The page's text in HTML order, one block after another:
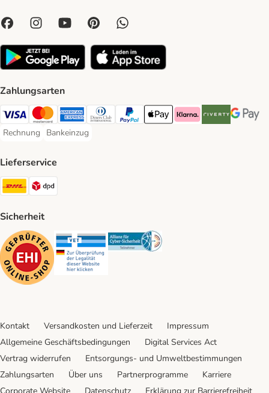
Zahlungsarten
Visa Payment Method
Mastercard Payment Method
American Express Payment Method
Diners Club Payment Method
PayPal Payment Method
Apple Pay Payment Method
Klarna Payment Method
Riverty Payment
Google
Rechnung
Rechnung Payment Method
Bankeinzug
Bankeinzug Payment Method
Lieferservice
DHL Shipping Method
Sicherheit
Security Security Security
Kontakt Versandkosten und Lieferzeit
Impressum
Allgemeine Geschäftsbedingungen
Digital Services Act
Vertrag widerrufen
Entsorgungs- und Umweltbestimmungen
Zahlungsarten
Über uns Partnerprogramme
Karriere